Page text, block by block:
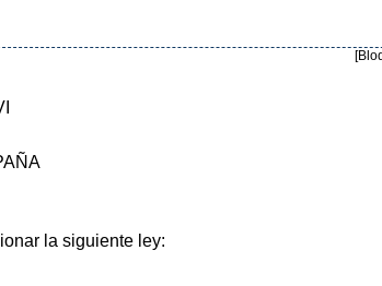
la siguiente ley: